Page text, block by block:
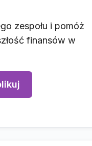
zespołu i pomóż
finansów w